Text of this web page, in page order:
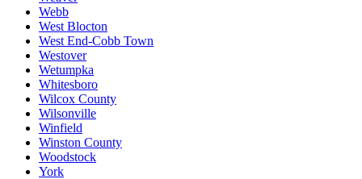
Webb
West Blocton
West End-Cobb Town
Westover
Wetumpka
Whitesboro
Wilcox County
Wilsonville
Winfield
Winston County
Woodstock
York